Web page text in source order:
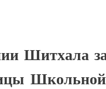
Шитхала